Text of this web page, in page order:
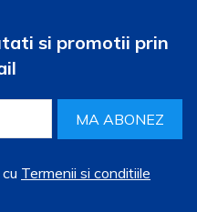
si promotii prin
MA ABONEZ
Termenii si conditiile